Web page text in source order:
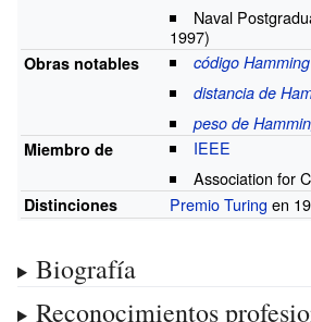
Naval
1997)
Obras notables
código Hamming
distancia de
peso de
Miembro de
IEEE
Association for
Distinciones Premio Turing en
Biografía
Reconocimientos